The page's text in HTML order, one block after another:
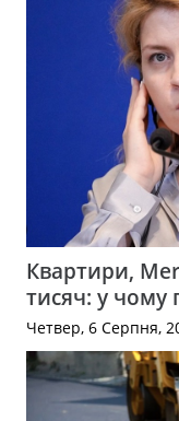
Квартири,
тисяч: у чому
Четвер, 6 Серпня,